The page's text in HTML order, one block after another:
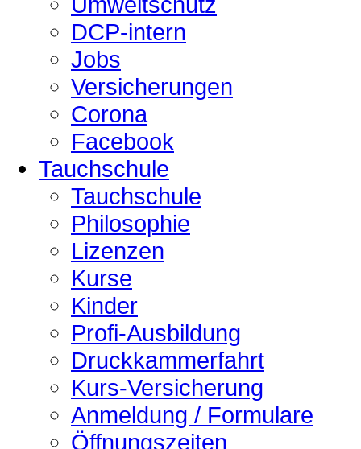
DCP-intern
Jobs
Versicherungen
Corona
Facebook
Tauchschule
Tauchschule
Philosophie
Lizenzen
Kurse
Kinder
Profi-Ausbildung
Druckkammerfahrt
Kurs-Versicherung
Anmeldung / Formulare
Öffnungszeiten